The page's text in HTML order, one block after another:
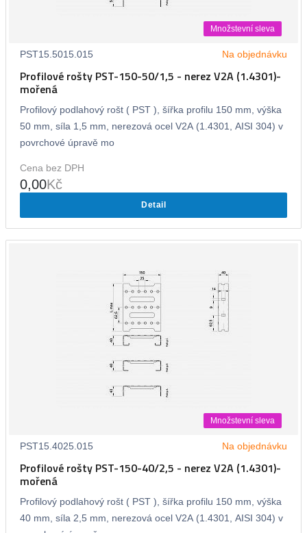
Množstevní sleva
PST15.5015.015 Na objednávku
Profilové rošty PST-150-50/1,5 - nerez V2A (1.4301)-
mořená
Profilový podlahový rošt ( PST ), šířka profilu 150 mm, výška
50 mm, síla 1,5 mm, nerezová ocel V2A (1.4301, AISI 304) v
povrchové úpravě mo
Cena bez DPH
0,00Kč
Detail
Množstevní sleva
PST15.4025.015 Na objednávku
Profilové rošty PST-150-40/2,5 - nerez V2A (1.4301)-
mořená
Profilový podlahový rošt ( PST ), šířka profilu 150 mm, výška
40 mm, síla 2,5 mm, nerezová ocel V2A (1.4301, AISI 304) v